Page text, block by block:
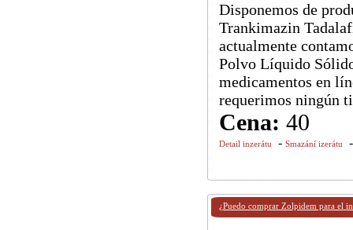
Disponemos de
Trankimazin
actualmente
Polvo Líquido
medicamentos en
requerimos ningún
Cena: 40
Detail inzerátu - Smazání izerátu
¿Puedo comprar Zolpidem para el